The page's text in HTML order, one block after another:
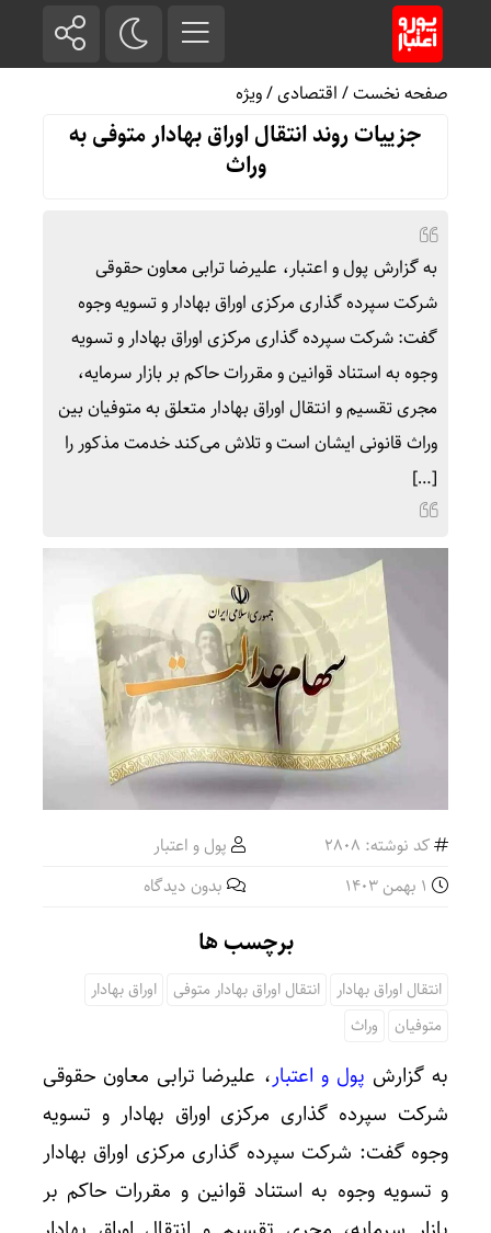
صفحه نخست/اقتصادی/ویژه
جزییات روند انتقال اوراق بهادار متوفی به
وراث
به گزارش پول و اعتبار، علیرضا ترابی معاون حقوقی
شرکت سپرده گذاری مرکزی اوراق بهادار و تسویه وجوه
گفت: شرکت سپرده گذاری مرکزی اوراق بهادار و تسویه
وجوه به استناد قوانین و مقررات حاکم بر بازار سرمایه،
مجری تقسیم و انتقال اوراق بهادار متعلق به متوفیان بین
وراث قانونی ایشان است و تلاش می‌کند خدمت مذکور را
[…]
کد نوشته: 2808
پول و اعتبار
بدون دیدگاه
برچسب ها
انتقال اوراق بهادار انتقال اوراق بهادار متوفی
اوراق بهادار
متوفیان
وراث
به گزارش پول و اعتبار، علیرضا ترابی معاون حقوقی
شرکت سپرده گذاری مرکزی اوراق بهادار و تسویه
وجوه گفت: شرکت سپرده گذاری مرکزی اوراق بهادار
و تسویه وجوه به استناد قوانین و مقررات حاکم بر